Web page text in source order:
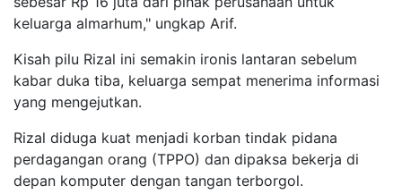
keluarga almarhum," ungkap Arif.
Kisah pilu Rizal ini semakin ironis lantaran sebelum
kabar duka tiba, keluarga sempat menerima informasi
yang mengejutkan.
Rizal diduga kuat menjadi korban tindak pidana
perdagangan orang (TPPO) dan dipaksa bekerja di
depan komputer dengan tangan terborgol.